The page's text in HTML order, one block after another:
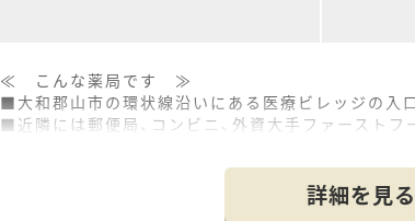
≪ こんな薬局です ≫
■大和郡山市の環状線沿いにある医療ビレッジの入
■近隣には郵便局、コンビニ、外資大手ファーストフ
■常勤の方は元々MRをされていた60代男性で、他
詳細を見る